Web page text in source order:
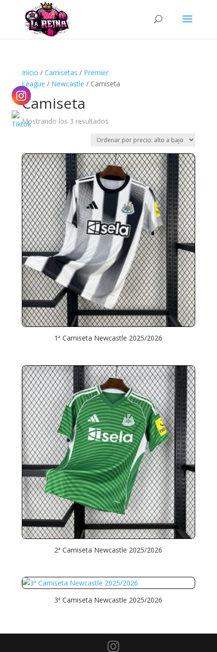
Búsqueda
productos
Inicio / Camisetas / Premier
League / Newcastle / Camiseta
Camiseta
Mostrando los 3 resultadosOrdenado
precio:
alto
a
bajo
1ª Camiseta Newcastle 2025/2026
2ª Camiseta Newcastle 2025/2026
3ª Camiseta Newcastle 2025/2026